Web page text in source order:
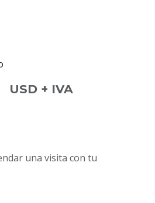
USD + IVA
una visita con tu